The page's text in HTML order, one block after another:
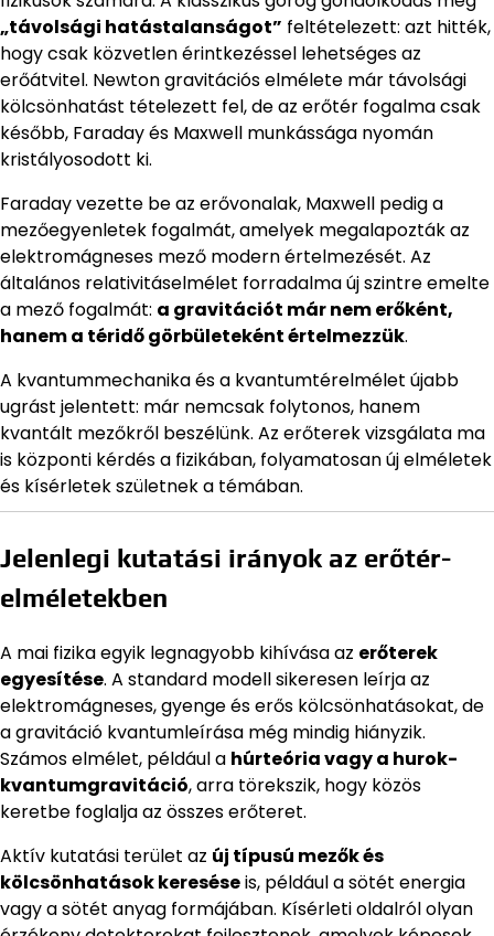
„távolsági hatástalanságot” feltételezett: azt hitték,
hogy csak közvetlen érintkezéssel lehetséges az
erőátvitel. Newton gravitációs elmélete már távolsági
kölcsönhatást tételezett fel, de az erőtér fogalma csak
később, Faraday és Maxwell munkássága nyomán
kristályosodott ki.
Faraday vezette be az erővonalak, Maxwell pedig a
mezőegyenletek fogalmát, amelyek megalapozták az
elektromágneses mező modern értelmezését. Az
általános relativitáselmélet forradalma új szintre emelte
a mező fogalmát: a gravitációt már nem erőként,
hanem a téridő görbületeként értelmezzük.
A kvantummechanika és a kvantumtérelmélet újabb
ugrást jelentett: már nemcsak folytonos, hanem
kvantált mezőkről beszélünk. Az erőterek vizsgálata ma
is központi kérdés a fizikában, folyamatosan új elméletek
és kísérletek születnek a témában.
Jelenlegi kutatási irányok az erőtér-
elméletekben
A mai fizika egyik legnagyobb kihívása az erőterek
egyesítése. A standard modell sikeresen leírja az
elektromágneses, gyenge és erős kölcsönhatásokat, de
a gravitáció kvantumleírása még mindig hiányzik.
Számos elmélet, például a húrteória vagy a hurok-
kvantumgravitáció, arra törekszik, hogy közös
keretbe foglalja az összes erőteret.
Aktív kutatási terület az új típusú mezők és
kölcsönhatások kereséseis, például a sötét energia
vagy a sötét anyag formájában. Kísérleti oldalról olyan